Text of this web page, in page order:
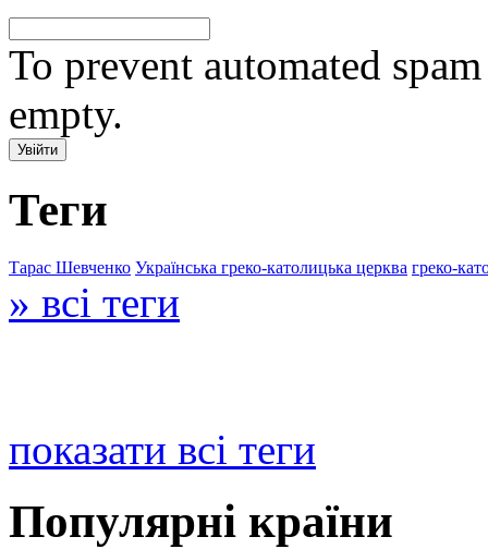
To prevent automated
empty.
Теги
Тарас Шевченко Українська греко-католицька церква греко-
» всі теги
показати всі теги
Популярні країни